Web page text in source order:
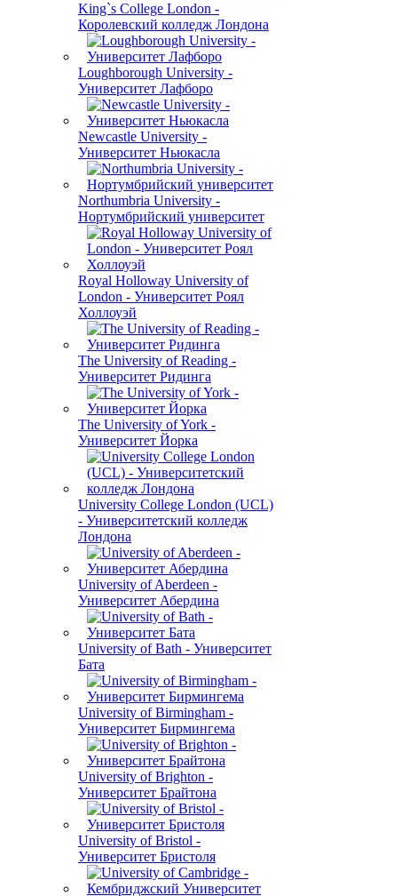
King`s College London -
Королевский колледж Лондона
Loughborough University -
Университет Лафборо
Newcastle University -
Университет Ньюкасла
Northumbria University -
Нортумбрийский университет
Royal Holloway University of
London - Университет Роял
Холлоуэй
The University of Reading -
Университет Ридинга
The University of York -
Университет Йорка
University College London (UCL)
- Университетский колледж
Лондона
University of Aberdeen -
Университет Абердина
University of Bath - Университет
Бата
University of Birmingham -
Университет Бирмингема
University of Brighton -
Университет Брайтона
University of Bristol -
Университет Бристоля